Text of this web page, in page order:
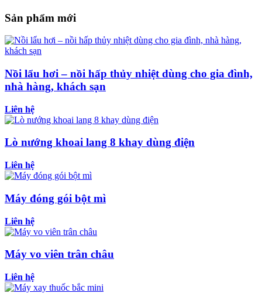
Sản phẩm mới
Nồi lẩu hơi – nồi hấp thủy nhiệt dùng cho gia đình,
nhà hàng, khách sạn
Liên hệ
Lò nướng khoai lang 8 khay dùng điện
Liên hệ
Máy đóng gói bột mì
Liên hệ
Máy vo viên trân châu
Liên hệ